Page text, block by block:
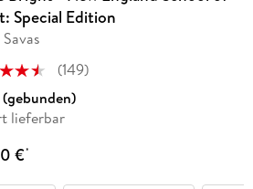
Special Edition
(149)
lieferbar
€*